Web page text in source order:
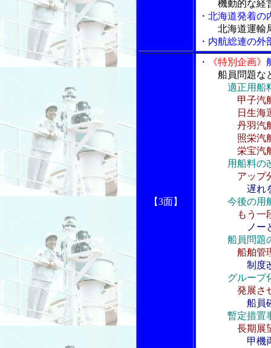
機動的な経
・北海道発着
北海道運輸
・内航総連の外
【3面】
・ 《特別企画》
船員問題な
適正用船
甲子汽
日生海運
丹羽汽船
照栄汽船
栄宝汽船
用船料の
アップ
遅れ
今後の用
もう一
ノー
船員問題
船舶管
制度
グループ
発展さ
船員
暫定措置
長期展
甲機